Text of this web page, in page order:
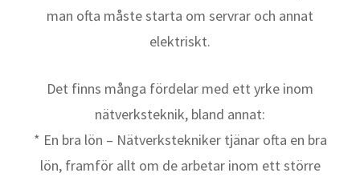
man ofta måste starta om servrar och annat
elektriskt.
Det finns många fördelar med ett yrke inom
nätverksteknik, bland annat:
* En bra lön – Nätverkstekniker tjänar ofta en bra
lön, framför allt om de arbetar inom ett större